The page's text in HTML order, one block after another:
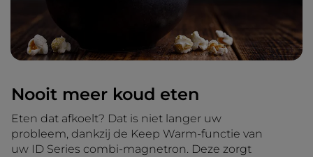
Nooit meer koud eten
Eten dat afkoelt? Dat is niet langer uw
probleem, dankzij de Keep Warm-functie van
uw ID Series combi-magnetron. Deze zorgt